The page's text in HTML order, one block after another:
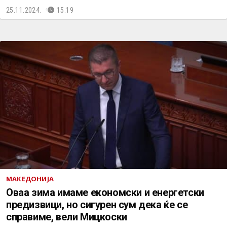
25.11.2024. 15:19
МАКЕДОНИЈА
Оваа зима имаме економски и енергетски
предизвици, но сигурен сум дека ќе се
справиме, вели Мицкоски